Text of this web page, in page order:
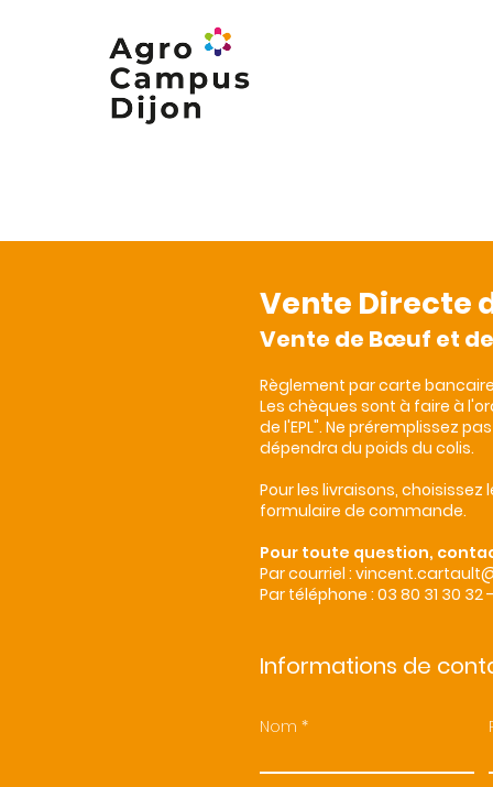
Vente Directe
Vente de Bœuf et
Règlement par carte
Les chèques sont à faire à
de l'EPL". Ne préremplissez
dépendra du poids du colis.
Pour les livraisons, choisissez
formulaire de commande.
Pour toute question,
Par courriel :
Par téléphone : 03 80 31 30 32
Informations de
Nom